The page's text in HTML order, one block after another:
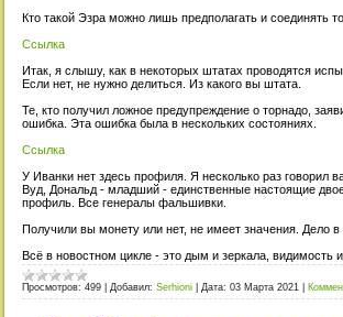
Кто такой Эзра можно лишь предполагать и соединять
Ссылка
Итак, я слышу, как в некоторых штатах проводятся
Если нет, не нужно делиться. Из какого вы штата.
Те, кто получил ложное предупреждение о торнадо,
ошибка. Эта ошибка была в нескольких состояниях.
Ссылка
У Иванки нет здесь профиля. Я несколько раз говорил
Вуд, Дональд - младший - единственные настоящие
профиль. Все генералы фальшивки.
Получили вы монету или нет, не имеет значения. Дело
Всё в новостном цикле - это дым и зеркала, видимость
Просмотров: 499 Добавил: Serhioni Дата: 03 Марта 2021